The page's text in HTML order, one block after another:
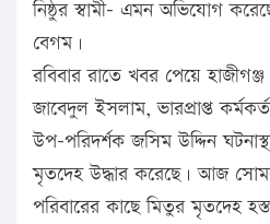
নিষ্ঠুর স্বামী- এমন অভিযোগ
বেগম।
রবিবার রাতে খবর পেয়ে হাজীগঞ্জ
জাবেদুল ইসলাম, ভারপ্রাপ্ত
উপ-পরিদর্শক জসিম উদ্দিন
মৃতদেহ উদ্ধার করেছে। আজ
পরিবারের কাছে মিতুর মৃতদেহ